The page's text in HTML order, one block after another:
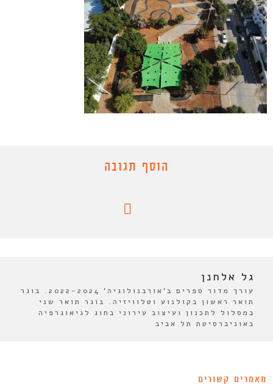
הוסף תגובה
גל אלחנן
עורך מדור ספרים ב'אורבנולוגיה' 2022-2024. בוגר
תואר ראשון בקולנוע וטלוויזיה. בוגר תואר שני
במסלול לתכנון ועיצוב עירוני בחוג לגיאוגרפיה
באוניברסיטת תל אביב
מאמרים קשורים